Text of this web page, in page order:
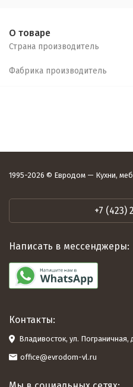
О товаре
Страна производитель
Фабрика производитель
1995-2026 © Евродом — Кухни,
+7 (423)
Написать в мессенджеры:
Контакты:
Владивосток, ул. Пограничная,
office@evrodom-vl.ru